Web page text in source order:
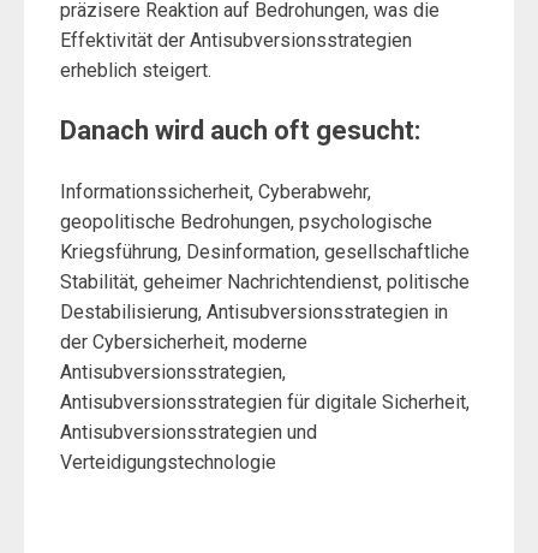
präzisere Reaktion auf Bedrohungen, was die
Effektivität der Antisubversionsstrategien
erheblich steigert.
Danach wird auch oft gesucht:
Informationssicherheit, Cyberabwehr,
geopolitische Bedrohungen, psychologische
Kriegsführung, Desinformation, gesellschaftliche
Stabilität, geheimer Nachrichtendienst, politische
Destabilisierung, Antisubversionsstrategien in
der Cybersicherheit, moderne
Antisubversionsstrategien,
Antisubversionsstrategien für digitale Sicherheit,
Antisubversionsstrategien und
Verteidigungstechnologie